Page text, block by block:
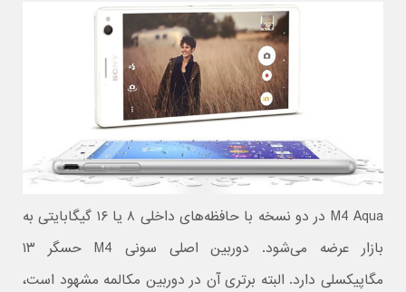
M4 Aqua در دو نسخه با حافظه‌های داخلی ۸ یا ۱۶ گیگابایتی به
بازار عرضه می‌شود. دوربین اصلی سونی M4 حسگر ۱۳
مگاپیکسلی دارد. البته برتری‌ آن در دوربین مکالمه مشهود است،